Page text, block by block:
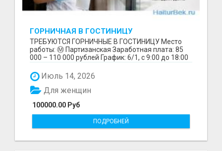
ГОРНИЧНАЯ В ГОСТИНИЦУ
ТРЕБУЮТСЯ ГОРНИЧНЫЕ В ГОСТИНИЦУ Место
работы: Ⓜ️ Партизанская Заработная плата: 85
000 – 110 000 рублей График: 6/1, с 9:00 до 18:00
Июль 14, 2026
100000.00 Руб
Для женщин
ПОДРОБНЕЙ